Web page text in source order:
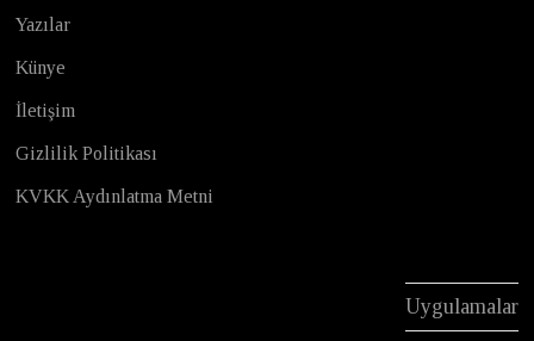
Yazılar
Künye
İletişim
Gizlilik Politikası
KVKK Aydınlatma Metni
Uygulamalar